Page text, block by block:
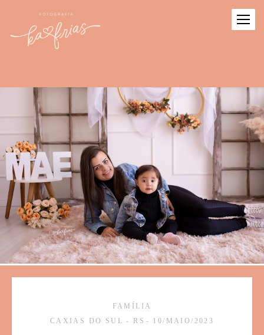
FAMÍLIA
CAXIAS DO SUL - RS
10/MAIO/2023